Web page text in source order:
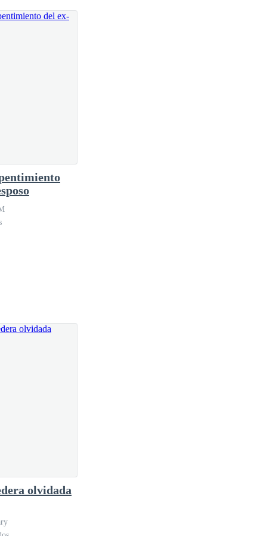
la situación en la que estaba yo estaría
el que tenía el arma no me noto por suerte
busque con que golpearlo pero no
mi vida Había apuntado en la cabeza a nadie
de los nervios que tenia
olvidada